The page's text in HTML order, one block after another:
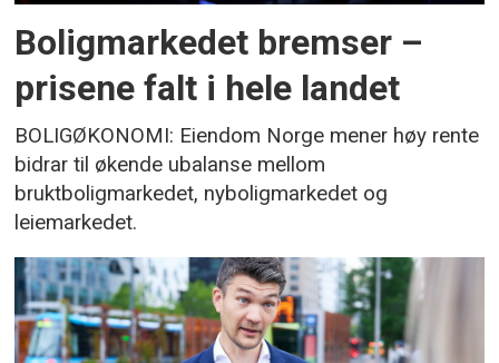
Boligmarkedet bremser –
prisene falt i hele landet
BOLIGØKONOMI: Eiendom Norge mener høy rente
bidrar til økende ubalanse mellom
bruktboligmarkedet, nyboligmarkedet og
leiemarkedet.